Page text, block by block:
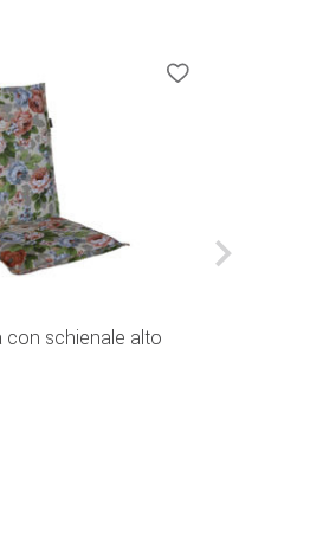
con schienale alto